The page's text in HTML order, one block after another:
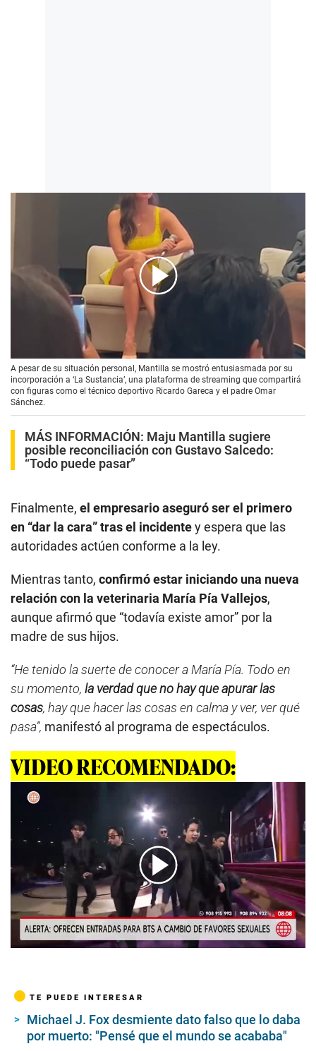
00:00/02:18
A pesar de su situación personal, Mantilla se mostró entusiasmada por su
incorporación a ‘La Sustancia’, una plataforma de streaming que compartirá
con figuras como el técnico deportivo Ricardo Gareca y el padre Omar
Sánchez.
MÁS INFORMACIÓN: Maju Mantilla sugiere
posible reconciliación con Gustavo Salcedo:
“Todo puede pasar”
Finalmente, el empresario aseguró ser el primero
en “dar la cara” tras el incidentey espera que las
autoridades actúen conforme a la ley.
Mientras tanto, confirmó estar iniciando una nueva
relación con la veterinaria María Pía Vallejos,
aunque afirmó que “todavía existe amor” por la
madre de sus hijos.
“He tenido la suerte de conocer a María Pía. Todo en
su momento, la verdad que no hay que apurar las
cosas, hay que hacer las cosas en calma y ver, ver qué
pasa”, manifestó al programa de espectáculos.
VIDEO RECOMENDADO:
TE PUEDE INTERESAR
Michael J. Fox desmiente dato falso que lo daba
por muerto: "Pensé que el mundo se acababa"